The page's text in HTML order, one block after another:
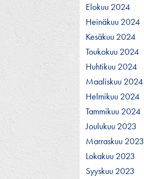
Elokuu 2024
Heinäkuu 2024
Kesäkuu 2024
Toukokuu 2024
Huhtikuu 2024
Maaliskuu 2024
Helmikuu 2024
Tammikuu 2024
Joulukuu 2023
Marraskuu 2023
Lokakuu 2023
Syyskuu 2023